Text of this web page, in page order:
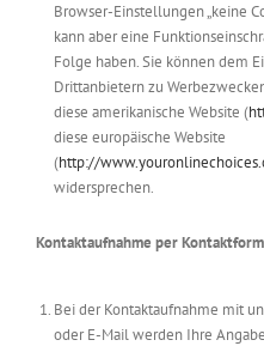
Browser-Einstellungen „keine
kann aber eine
Folge haben. Sie können dem
Drittanbietern zu
diese amerikanische Website (
diese europäische Website
(http://
widersprechen.
Kontaktaufnahme per
Bei der Kontaktaufnahme mit
oder E-Mail werden Ihre